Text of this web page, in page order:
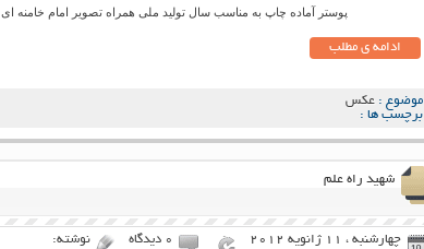
پوستر آماده چاپ به مناسب سال تولید ملی همراه تصویر امام خامنه ای
ادامه ی مطلب
موضوع : عکس
برچسب ها :
شهید راه علم
چهارشنبه ، 11 ژانویه 2012 ۰ دیدگاه نوشته: